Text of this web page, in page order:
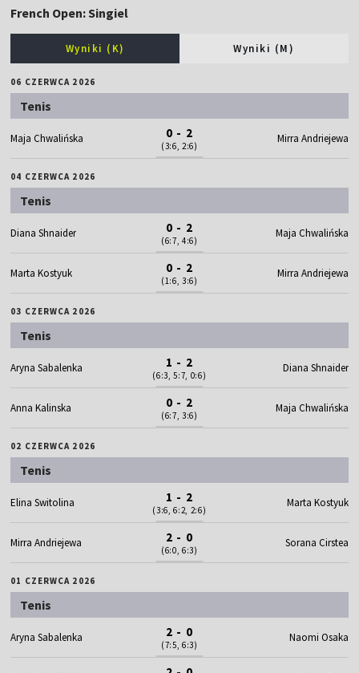
French Open: Singiel
Wyniki (K) Wyniki (M)
06 CZERWCA 2026
Tenis
Maja Chwalińska 0 - 2
(3:6, 2:6)
Mirra Andriejewa
04 CZERWCA 2026
Tenis
Diana Shnaider 0 - 2
(6:7, 4:6)
Maja Chwalińska
Marta Kostyuk 0 - 2
(1:6, 3:6)
Mirra Andriejewa
03 CZERWCA 2026
Tenis
Aryna Sabalenka 1 - 2
(6:3, 5:7, 0:6)
Diana Shnaider
Anna Kalinska 0 - 2
(6:7, 3:6)
Maja Chwalińska
02 CZERWCA 2026
Tenis
Elina Switolina 1 - 2
(3:6, 6:2, 2:6)
Marta Kostyuk
Mirra Andriejewa 2 - 0
(6:0, 6:3)
Sorana Cirstea
01 CZERWCA 2026
Tenis
Aryna Sabalenka 2 - 0
(7:5, 6:3)
Naomi Osaka